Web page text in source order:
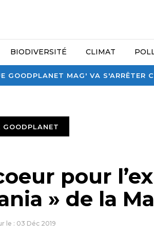
GOODPLANET MAG' VA
BIODIVERSITÉ CLIMAT
GOODPLANET
pour
» de la
le : 03 Déc 2019